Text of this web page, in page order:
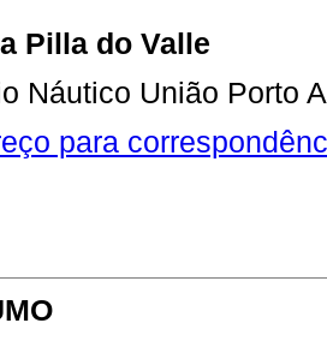
Pilla do Valle
Náutico União Porto
para